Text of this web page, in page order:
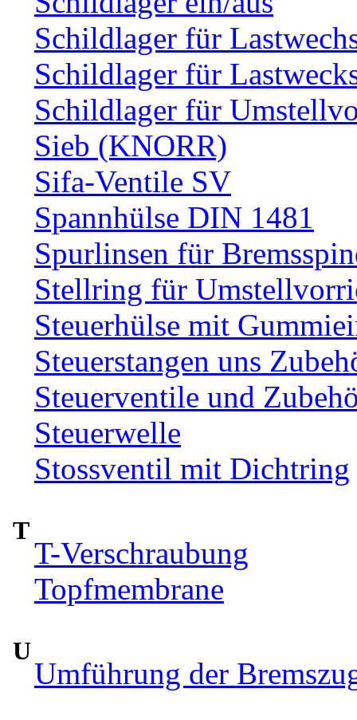
Schildlager für
Schildlager für
Schildlager für
Sieb (KNORR)
Sifa-Ventile SV
Spannhülse DIN 1481
Spurlinsen für
Stellring für
Steuerhülse mit
Steuerstangen uns
Steuerventile und
Steuerwelle
Stossventil mit Dichtring
T
T-Verschraubung
Topfmembrane
U
Umführung der